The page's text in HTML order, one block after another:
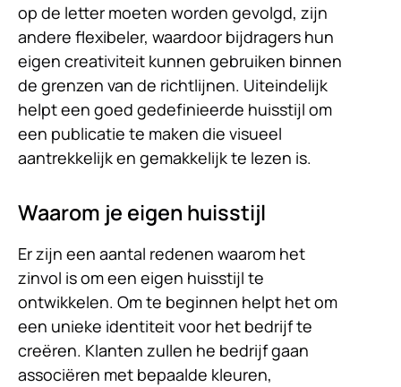
op de letter moeten worden gevolgd, zijn
andere flexibeler, waardoor bijdragers hun
eigen creativiteit kunnen gebruiken binnen
de grenzen van de richtlijnen. Uiteindelijk
helpt een goed gedefinieerde huisstijl om
een ​​publicatie te maken die visueel
aantrekkelijk en gemakkelijk te lezen is.
Waarom je eigen huisstijl
Er zijn een aantal redenen waarom het
zinvol is om een ​​eigen huisstijl te
ontwikkelen. Om te beginnen helpt het om
een ​​unieke identiteit voor het bedrijf te
creëren. Klanten zullen he bedrijf gaan
associëren met bepaalde kleuren,